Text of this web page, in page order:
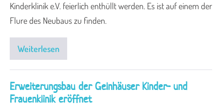
Kinderklinik e.V. feierlich enthüllt werden. Es ist auf einem der
Flure des Neubaus zu finden.
Weiterlesen
Erweiterungsbau der Gelnhäuser Kinder- und
Frauenklinik eröffnet